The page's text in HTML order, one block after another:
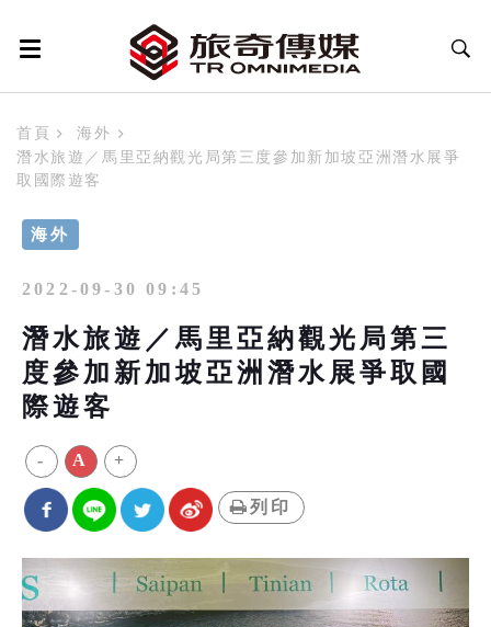
首頁
海外
潛水旅遊／馬里亞納觀光局第三度參加新加坡亞洲潛水展爭
取國際遊客
海外
2022-09-30 09:45
潛水旅遊／馬里亞納觀光局第三
度參加新加坡亞洲潛水展爭取國
際遊客
- A +
列印